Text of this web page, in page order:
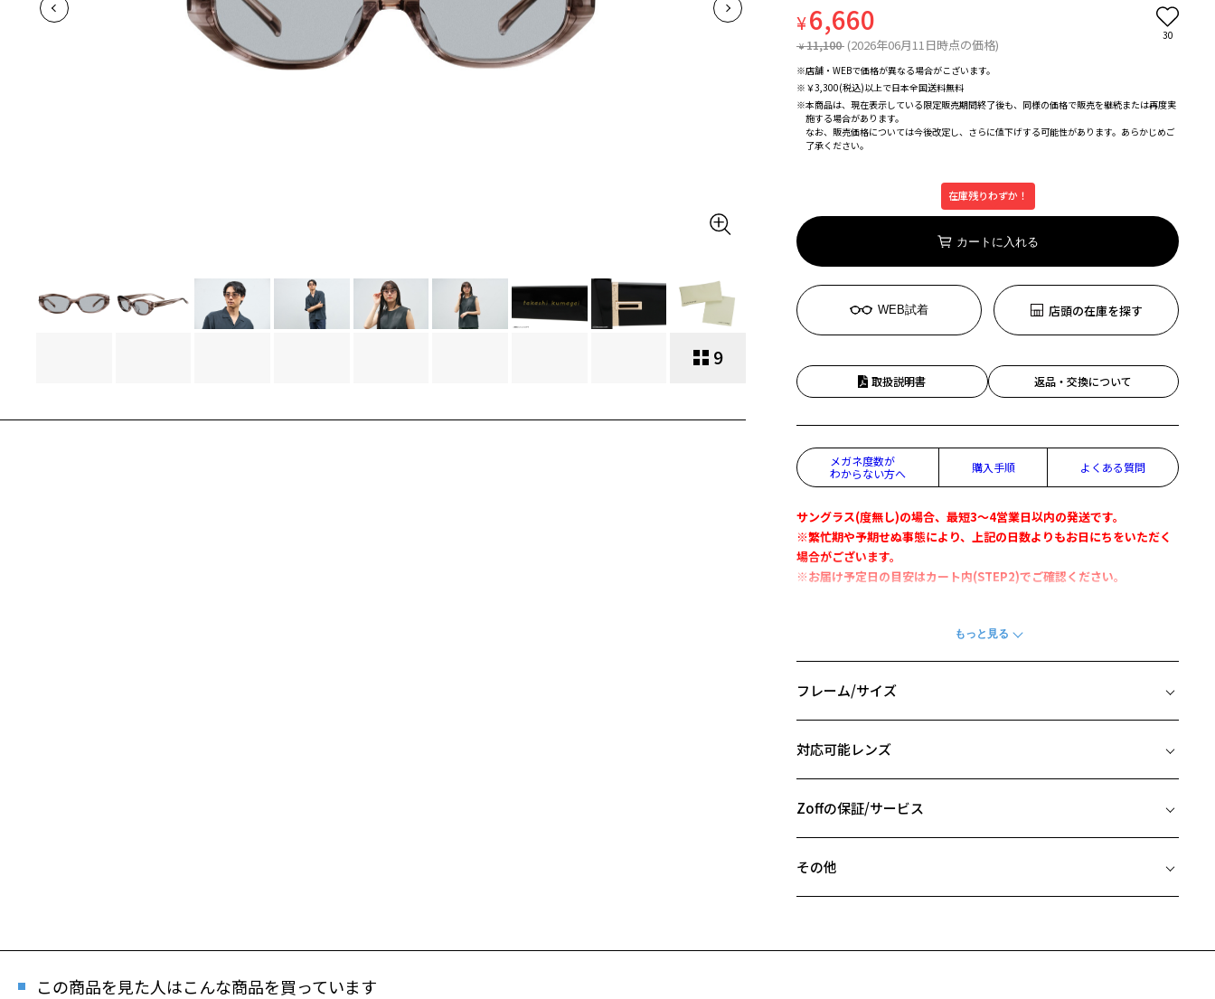
9
¥6,660
¥ 11,100 (2026年06月11日時点の価格)
30
※店舗・WEBで価格が異なる場合がこざいます。
※￥3,300(税込)以上で日本全国送料無料
※本商品は、現在表示している限定販売期間終了後も、同様の価格で販売を継続または再度実
施する場合があります。
なお、販売価格については今後改定し、さらに値下げする可能性があります。あらかじめご
了承ください。
在庫残りわずか！
カートに入れる
WEB試着 店頭の在庫を探す
取扱説明書 返品・交換について
メガネ度数が
わからない方へ
購入手順 よくある質問
サングラス(度無し)の場合、最短3～4営業日以内の発送です。
※繁忙期や予期せぬ事態により、上記の日数よりもお日にちをいただく
場合がございます。
※お届け予定日の目安はカート内(STEP2)でご確認ください。
つり上がった特徴的なシェイプが、顔まわりを引き締め、スタイリッシ
シャープなラインが、大人らしい洗練された雰囲気を引き立てる一本。
【使用上の注意】
となります。炎天下の車内や砂浜等に放置しない様ご注意ください。
■傷をつけるような金属と一緒にしまわないようご注意ください。
レンズの材質：プラスチック(コーティング)
フレーム/サイズ
B ブリッジ(鼻部分)の横幅：19mm
対応可能レンズ
フレームとレンズの合計料金を知りたい方へ
Zoffの保証/サービス
その他
この商品を見た人はこんな商品を買っています